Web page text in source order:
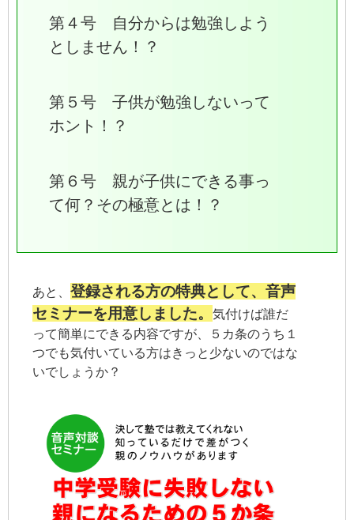
第４号 自分からは勉強しよう
としません！？
第５号 子供が勉強しないって
ホント！？
第６号 親が子供にできる事っ
て何？その極意とは！？
あと、 登録される方の特典として、音声
セミナーを用意しました。
気付けば誰だ
って簡単にできる内容ですが、５カ条のうち１
つでも気付いている方はきっと少ないのではな
いでしょうか？